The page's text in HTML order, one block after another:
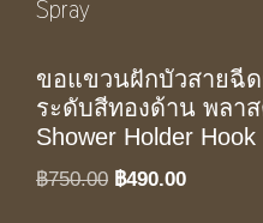
ขอแขวนฝักบัวสายฉี
ระดับสีทองด้าน พลาส
Shower Holder Hook
฿750.00 Original
฿490.00Current